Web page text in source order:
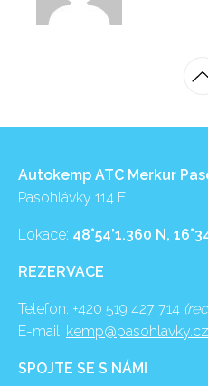
Autokemp ATC Merkur
Pasohlávky 114 E
Lokace: 48°54’1.360 N,
REZERVACE
Telefon: +420 519 427 714
E-mail: kemp@pasohlavky.cz
SPOJTE SE S NÁMI